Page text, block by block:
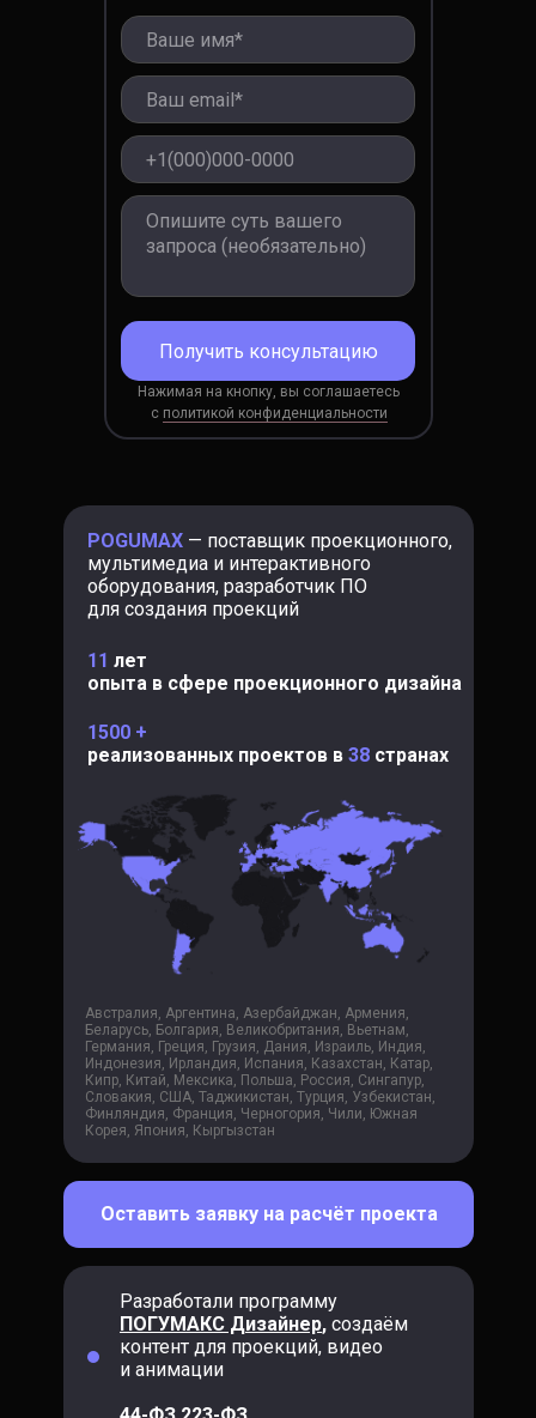
Получить консультацию
Нажимая на кнопку, вы соглашаетесь
c политикой конфиденциальности
Австралия, Аргентина, Азербайджан, Армения,
Беларусь, Болгария, Великобритания, Вьетнам,
Германия, Греция, Грузия, Дания, Израиль, Индия,
Индонезия, Ирландия, Испания, Казахстан, Катар,
Кипр, Китай, Мексика, Польша, Россия, Сингапур,
Словакия, США, Таджикистан, Турция, Узбекистан,
Финляндия, Франция, Черногория, Чили, Южная
Корея, Япония, Кыргызстан
Разработали программу
ПОГУМАКС Дизайнер, создаём
контент для проекций, видео
и анимации
1500 +
реализованных проектов в 38 странах
11 лет
опыта в сфере проекционного дизайна
POGUMAX — поставщик проекционного,
мультимедиа и интерактивного
оборудования, разработчик ПО
для создания проекций
Оставить заявку на расчёт проекта